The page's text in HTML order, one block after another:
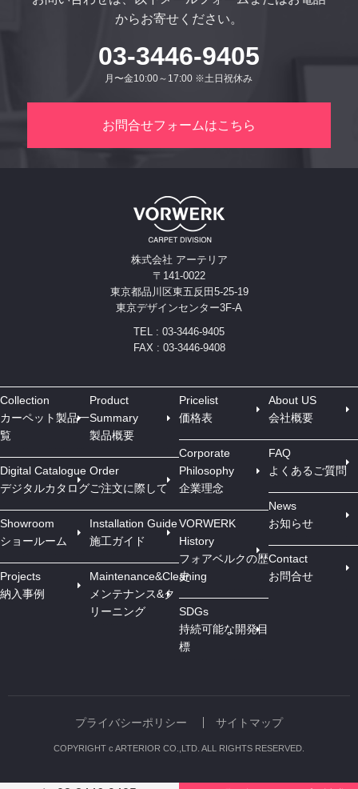
からお寄せください。
03-3446-9405
月〜金10:00～17:00 ※土日祝休み
お問合せフォームはこちら
株式会社 アーテリア
〒141-0022
東京都品川区東五反田5-25-19
東京デザインセンター3F-A
TEL : 03-3446-9405
FAX : 03-3446-9408
Collection
カーペット製品一
覧
Digital Catalogue
デジタルカタログ
Showroom
ショールーム
Projects
納入事例
Product
Summary
製品概要
Order
ご注文に際して
Installation Guide
施工ガイド
Maintenance&Cleaning
メンテナンス&ク
リーニング
Pricelist
価格表
Corporate
Philosophy
企業理念
VORWERK
History
フォアベルクの歴
史
SDGs
持続可能な開発目
標
About US
会社概要
FAQ
よくあるご質問
News
お知らせ
Contact
お問合せ
プライバシーポリシー サイトマップ
COPYRIGHT c ARTERIOR CO.,LTD. ALL RIGHTS RESERVED.